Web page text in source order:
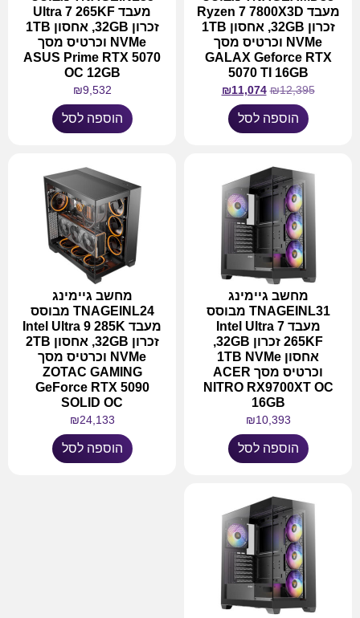
מעבד Ryzen 7 7800X3D
זכרון 32GB, אחסון 1TB
NVMe וכרטיס מסך
GALAX Geforce RTX
5070 TI 16GB
₪12,395
₪11,074
הוספה לסל
מעבד Ultra 7 265KF
זכרון 32GB, אחסון 1TB
NVMe וכרטיס מסך
ASUS Prime RTX 5070
OC 12GB
₪9,532
הוספה לסל
מחשב גיימינג
TNAGEINL31 מבוסס
מעבד Intel Ultra 7
265KF זכרון 32GB,
אחסון 1TB NVMe
וכרטיס מסך ACER
NITRO RX9700XT OC
16GB
₪10,393
הוספה לסל
מחשב גיימינג
TNAGEINL24 מבוסס
מעבד Intel Ultra 9 285K
זכרון 32GB, אחסון 2TB
NVMe וכרטיס מסך
ZOTAC GAMING
GeForce RTX 5090
SOLID OC
₪24,133
הוספה לסל